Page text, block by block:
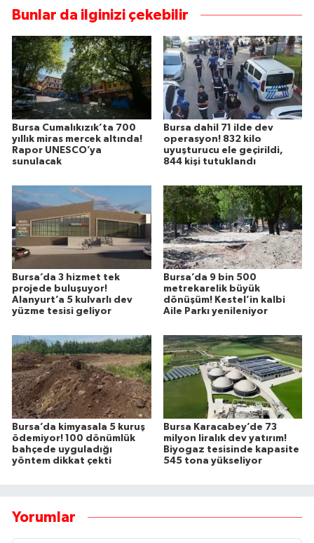
Bunlar da ilginizi çekebilir
Bursa Cumalıkızık’ta 700
yıllık miras mercek altında!
Rapor UNESCO’ya
sunulacak
Bursa dahil 71 ilde dev
operasyon! 832 kilo
uyuşturucu ele geçirildi,
844 kişi tutuklandı
Bursa’da 3 hizmet tek
projede buluşuyor!
Alanyurt’a 5 kulvarlı dev
yüzme tesisi geliyor
Bursa’da 9 bin 500
metrekarelik büyük
dönüşüm! Kestel’in kalbi
Aile Parkı yenileniyor
Bursa’da kimyasala 5 kuruş
ödemiyor! 100 dönümlük
bahçede uyguladığı
yöntem dikkat çekti
Bursa Karacabey’de 73
milyon liralık dev yatırım!
Biyogaz tesisinde kapasite
545 tona yükseliyor
Yorumlar